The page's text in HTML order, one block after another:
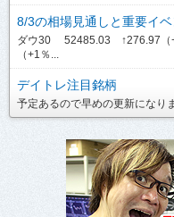
8/3の相場見通しと重要イベ
ダウ30 52485.03 ↑276.97（
（+1％...
デイトレ注目銘柄
予定あるので早めの更新になり